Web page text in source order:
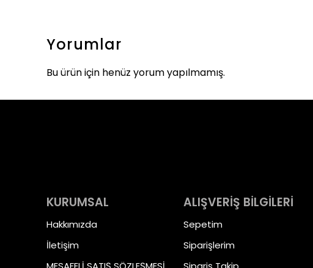
Yorumlar
Bu ürün için henüz yorum yapılmamış.
KURUMSAL
Hakkımızda
İletişim
ALIŞVERİŞ BİLGİLERİ
Sepetim
Siparişlerim